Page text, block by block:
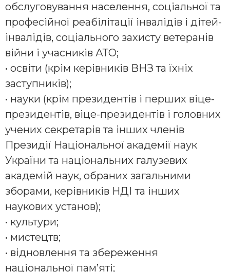
обслуговування населення, соціальної та
професійної реабілітації інвалідів і дітей-
інвалідів, соціального захисту ветеранів
війни і учасників АТО;
• освіти (крім керівників ВНЗ та їхніх
заступників);
• науки (крім президентів і перших віце-
президентів, віце-президентів і головних
учених секретарів та інших членів
Президії Національної академії наук
України та національних галузевих
академій наук, обраних загальними
зборами, керівників НДІ та інших
наукових установ);
• культури;
• мистецтв;
• відновлення та збереження
національної пам’яті;